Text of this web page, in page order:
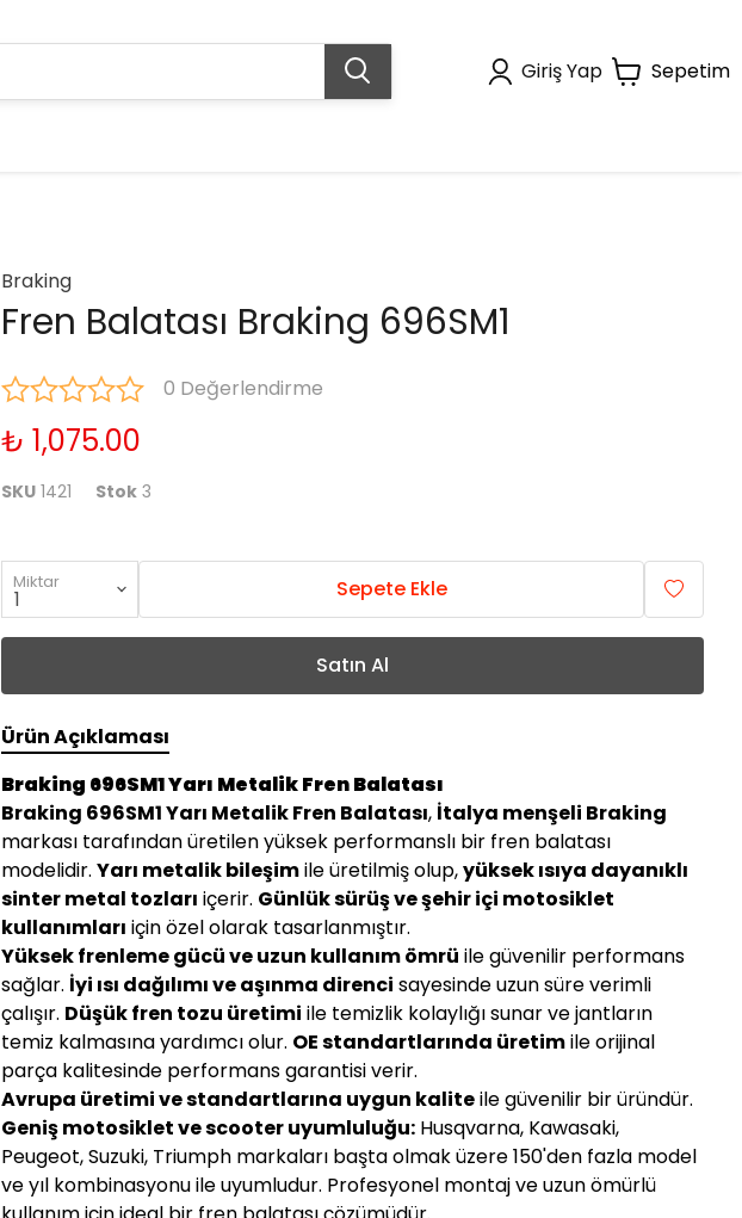
Giriş Yap Sepetim
Braking
Fren Balatası Braking 696SM1
0 Değerlendirme
₺ 1,075.00
SKU 1421 Stok 3
Miktar Sepete Ekle
Satın Al
Ürün Açıklaması
Braking 696SM1 Yarı Metalik Fren Balatası
Braking 696SM1 Yarı Metalik Fren Balatası, İtalya menşeli Braking
markası tarafından üretilen yüksek performanslı bir fren balatası
modelidir.Yarı metalik bileşimile üretilmiş olup,yüksek ısıya dayanıklı
sinter metal tozları içerir. Günlük sürüş ve şehir içi motosiklet
kullanımları için özel olarak tasarlanmıştır.
Yüksek frenleme gücü ve uzun kullanım ömrü ile güvenilir performans
sağlar. İyi ısı dağılımı ve aşınma direnci sayesinde uzun süre verimli
çalışır. Düşük fren tozu üretimi ile temizlik kolaylığı sunar ve jantların
temiz kalmasına yardımcı olur. OE standartlarında üretimile orijinal
parça kalitesinde performans garantisi verir.
Avrupa üretimi ve standartlarına uygun kaliteile güvenilir bir üründür.
Geniş motosiklet ve scooter uyumluluğu: Husqvarna, Kawasaki,
Peugeot, Suzuki, Triumph markaları başta olmak üzere 150'den fazla model
ve yıl kombinasyonu ile uyumludur. Profesyonel montaj ve uzun ömürlü